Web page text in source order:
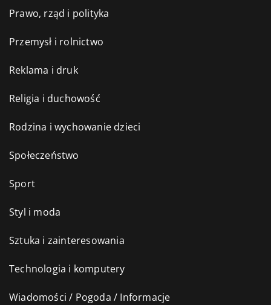
Prawo, rząd i polityka
Przemysł i rolnictwo
Reklama i druk
Religia i duchowość
Rodzina i wychowanie dzieci
Społeczeństwo
Sport
Styl i moda
Sztuka i zainteresowania
Technologia i komputery
Wiadomości / Pogoda / Informacje